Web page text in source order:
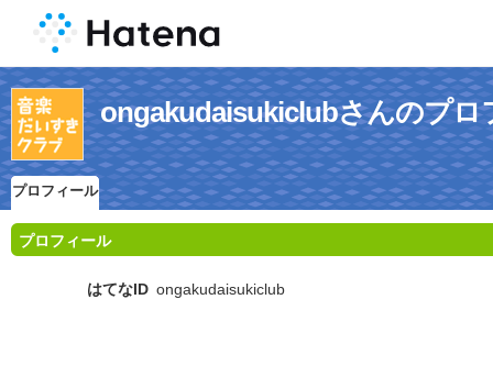
ongakudaisukiclubさんのプロ
プロフィール
プロフィール
はてなID ongakudaisukiclub